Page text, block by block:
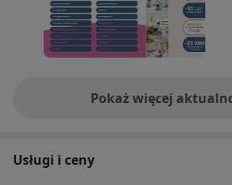
Usługi i ceny